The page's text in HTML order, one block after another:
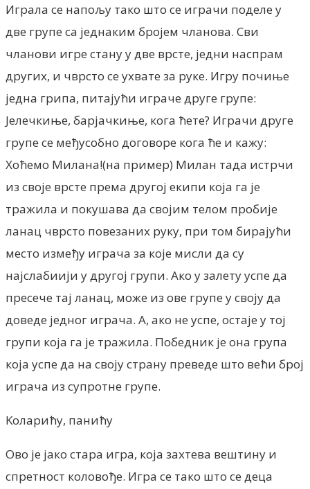
Играла се напољу тако што се играчи поделе у
две групе са једнаким бројем чланова. Сви
чланови игре стану у две врсте, једни наспрам
других, и чврсто се ухвате за руке. Игру почиње
једна грипа, питајући играче друге групе:
Јелечкиње, барјачкиње, кога ћете? Играчи друге
групе се међусобно договоре кога ће и кажу:
Хоћемо Милана!(на пример) Милан тада истрчи
из своје врсте према другој екипи која га је
тражила и покушава да својим телом пробије
ланац чврсто повезаних руку, при том бирајући
место између играча за које мисли да су
најслабиији у другој групи. Ако у залету успе да
пресече тај ланац, може из ове групе у своју да
доведе једног играча. А, ако не успе, остаје у тој
групи која га је тражила. Победник је она група
која успе да на своју страну преведе што већи број
играча из супротне групе.
Kоларићу, панићу
Ово је јако стара игра, која захтева вештину и
спретност коловође. Игра се тако што се деца